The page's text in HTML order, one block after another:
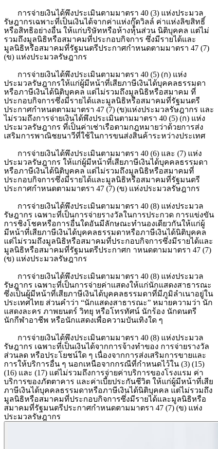
การจ่ายเงินได้พึงประเมินตามมาตรา 40 (3) แห่งประมวล
รัษฎากรเฉพาะที่เป็นเงินได้จากค่าแห่งกู๊ดวิลล์ ค่าแห่งลิขสิทธิ์
หรือสิทธิอย่างอื่น ให้แก่บริษัทหรือห้างหุ้นส่วน นิติบุคคล แต่ไม่
รวมถึงมูลนิธิหรือสมาคมที่ประกอบกิจการ ซึ่งมีรายได้และ
มูลนิธิหรือสมาคมที่รัฐมนตรีประกาศกำหนดตามมาตรา 47 (7)
(ข) แห่งประมวลรัษฎากร
การจ่ายเงินได้พึงประเมินตามมาตรา 40 (5) (ก) แห่ง
ประมวลรัษฎากรให้แก่ผู้มีหน้าที่เสียภาษีเงินได้บุคคลธรรมดา
หรือภาษีเงินได้นิติบุคคล แต่ไม่รวมถึงมูลนิธิหรือสมาคม ที่
ประกอบกิจการซึ่งมีรายได้และมูลนิธิหรือสมาคมที่รัฐมนตรี
ประกาศกำหนดตามมาตรา 47 (7) (ข)แห่งประมวลรัษฎากร และ
ไม่รวมถึงการจ่ายเงินได้พึงประเมินตามมาตรา 40 (5) (ก) แห่ง
ประมวลรัษฎากร ที่เป็นค่าเช่าเรือตามกฎหมายว่าด้วยการส่ง
เสริมการพาณิชยนาวีที่ใช้ในการขนส่งสินค้าระหว่างประเทศ
การจ่ายเงินได้พึงประเมินตามมาตรา 40 (6) และ (7) แห่ง
ประมวลรัษฎากร ให้แก่ผู้มีหน้าที่เสียภาษีเงินได้บุคคลธรรมดา
หรือภาษีเงินได้นิติบุคคล แต่ไม่รวมถึงมูลนิธิหรือสมาคมที่
ประกอบกิจการซึ่งมีรายได้และมูลนิธิหรือสมาคมที่รัฐมนตรี
ประกาศกำหนดตามมาตรา 47 (7) (ข) แห่งประมวลรัษฎากร
การจ่ายเงินได้พึงประเมินตามมาตรา 40 (8) แห่งประมวล
รัษฎากร เฉพาะที่เป็นการจ่ายรางวัลในการประกวด การแข่งขัน
การชิงโชคหรือการอื่นใดอันมีลักษณะทำนองเดียวกันให้แก่ผู้
มีหน้าที่เสียภาษีเงินได้บุคคลธรรมดาหรือภาษีเงินได้นิติบุคคล
แต่ไม่รวมถึงมูลนิธิหรือสมาคมที่ประกอบกิจการซึ่งมีรายได้และ
มูลนิธิหรือสมาคมที่รัฐมนตรีประกาศก าหนดตามมาตรา 47 (7)
(ข) แห่งประมวลรัษฎากร
การจ่ายเงินได้พึงประเมินตามมาตรา 40 (8) แห่งประมวล
รัษฎากร เฉพาะที่เป็นการจ่ายค่าแสดงให้แก่นักแสดงสาธารณะ
ซึ่งเป็นผู้มีหน้าที่เสียภาษีเงินได้บุคคลธรรมดาที่มีภูมิลำเนาอยู่ใน
ประเทศไทย ส่วนคำว่า “นักแสดงสาธารณะ” หมายความว่า นัก
แสดงละคร ภาพยนตร์ วิทยุ หรือโทรทัศน์ นักร้อง นักดนตรี
นักกีฬาอาชีพ หรือนักแสดงเพื่อความบันเทิงใด ๆ
การจ่ายเงินได้พึงประเมินตามมาตรา 40 (8) แห่งประมวล
รัษฎากร เฉพาะที่เป็นเงินได้จากการจ้างทำของ การจ่ายรางวัล
ส่วนลด หรือประโยชน์ใด ๆ เนื่องจากการส่งเสริมการขายและ
การให้บริการอื่น ๆ นอกเหนือจากกรณีที่กำหนดไว้ใน (3) (15)
(16) และ (17) แต่ไม่รวมถึงการจ่ายค่าบริการของโรงแรม ค่า
บริการของภัตตาคาร และค่าเบี้ยประกันชีวิต ให้แก่ผู้มีหน้าที่เสีย
ภาษีเงินได้บุคคลธรรมดาหรือภาษีเงินได้นิติบุคคล แต่ไม่รวมถึง
มูลนิธิหรือสมาคมที่ประกอบกิจการซึ่งมีรายได้และมูลนิธิหรือ
สมาคมที่รัฐมนตรีประกาศกำหนดตามมาตรา 47 (7) (ข) แห่ง
ประมวลรัษฎากร